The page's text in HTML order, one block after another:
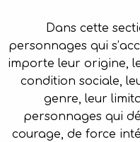
Dans cette
personnages qui
importe leur origine,
condition sociale,
genre, leur
personnages qui
courage, de force